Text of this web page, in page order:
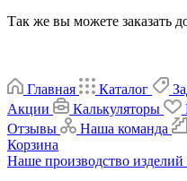
Так же вы можете заказать
Главная Каталог
Акции
Калькуляторы
Отзывы
Наша команда
Корзина
Наше производство изделий